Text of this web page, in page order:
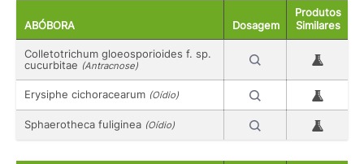
ABÓBORA Dosagem
Produtos
Similares
Colletotrichum gloeosporioides f. sp.
cucurbitae (Antracnose)
Erysiphe cichoracearum (Oídio)
Sphaerotheca fuliginea (Oídio)